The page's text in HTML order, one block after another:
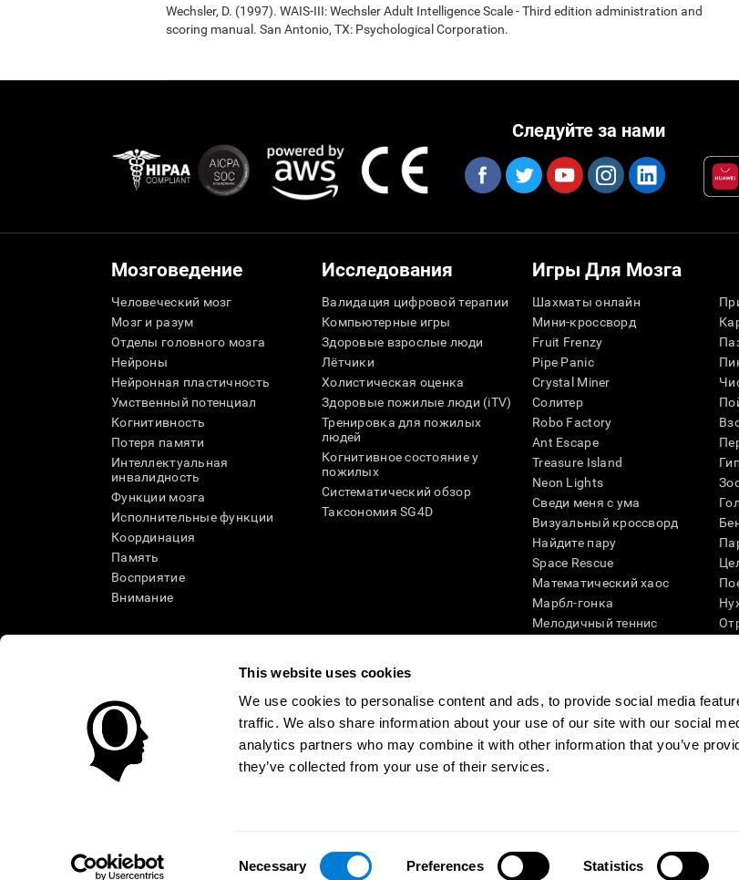
This website uses cookies
We use cookies to personalise content and ads, to provide social media
traffic. We also share information about your use of our site with our social
analytics partners who may combine it with other information that you’ve
they’ve collected from your use of their services.
Necessary Preferences Statistics
Wechsler, D. (1997). WAIS-III: Wechsler Adult Intelligence Scale - Third edition administration and
scoring manual. San Antonio, TX: Psychological Corporation.
Следуйте за нами
Мозговедение
Человеческий мозг
Мозг и разум
Отделы головного мозга
Нейроны
Нейронная пластичность
Умственный потенциал
Когнитивность
Потеря памяти
Интеллектуальная
инвалидность
Функции мозга
Исполнительные функции
Координация
Память
Восприятие
Внимание
Исследования
Валидация цифровой терапии
Компьютерные игры
Здоровые взрослые люди
Лётчики
Холистическая оценка
Здоровые пожилые люди (iTV)
Тренировка для пожилых
людей
Когнитивное состояние у
пожилых
Систематический обзор
Таксономия SG4D
Игры Для Мозга
Шахматы онлайн
Мини-кроссворд
Fruit Frenzy
Pipe Panic
Crystal Miner
Солитер
Robo Factory
Ant Escape
Treasure Island
Neon Lights
Сведи меня с ума
Визуальный кроссворд
Найдите пару
Space Rescue
Математический хаос
Марбл-гонка
Мелодичный теннис
Цветовая гонка
Художественный пазл 3D
ИСПАНИЯ